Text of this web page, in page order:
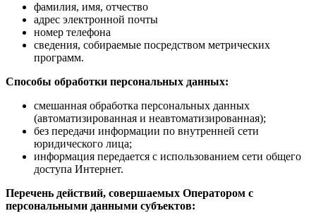
фамилия, имя, отчество
адрес электронной почты
номер телефона
сведения, собираемые посредством метрических
программ.
Способы обработки персональных данных:
смешанная обработка персональных данных
(автоматизированная и неавтоматизированная);
без передачи информации по внутренней сети
юридического лица;
информация передается с использованием сети общего
доступа Интернет.
Перечень действий, совершаемых Оператором с
персональными данными субъектов: